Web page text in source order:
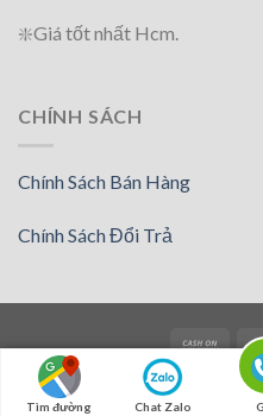
❇️Giá tốt nhất Hcm.
CHÍNH SÁCH
Chính Sách Bán Hàng
Chính Sách Đổi Trả
Copyright
Tìm đường Chat Zalo